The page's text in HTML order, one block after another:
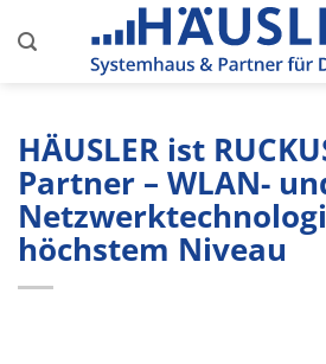
Inhalt
HÄUSLER ist
Partner – WLAN-
höchstem Niveau